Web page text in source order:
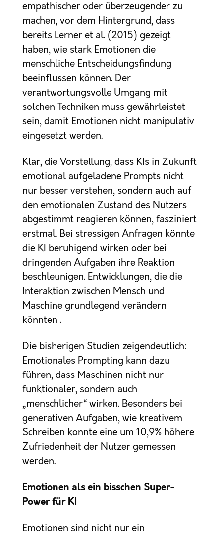
empathischer oder überzeugender zu
machen, vor dem Hintergrund, dass
bereits Lerner et al. (2015) gezeigt
haben, wie stark Emotionen die
menschliche Entscheidungsfindung
beeinflussen können. Der
verantwortungsvolle Umgang mit
solchen Techniken muss gewährleistet
sein, damit Emotionen nicht manipulativ
eingesetzt werden.
Klar, die Vorstellung, dass KIs in Zukunft
emotional aufgeladene Prompts nicht
nur besser verstehen, sondern auch auf
den emotionalen Zustand des Nutzers
abgestimmt reagieren können, fasziniert
erstmal. Bei stressigen Anfragen könnte
die KI beruhigend wirken oder bei
dringenden Aufgaben ihre Reaktion
beschleunigen. Entwicklungen, die die
Interaktion zwischen Mensch und
Maschine grundlegend verändern
könnten .
Die bisherigen Studien zeigendeutlich:
Emotionales Prompting kann dazu
führen, dass Maschinen nicht nur
funktionaler, sondern auch
„menschlicher“ wirken. Besonders bei
generativen Aufgaben, wie kreativem
Schreiben konnte eine um 10,9% höhere
Zufriedenheit der Nutzer gemessen
werden.
Emotionen als ein bisschen Super-
Power für KI
Emotionen sind nicht nur ein